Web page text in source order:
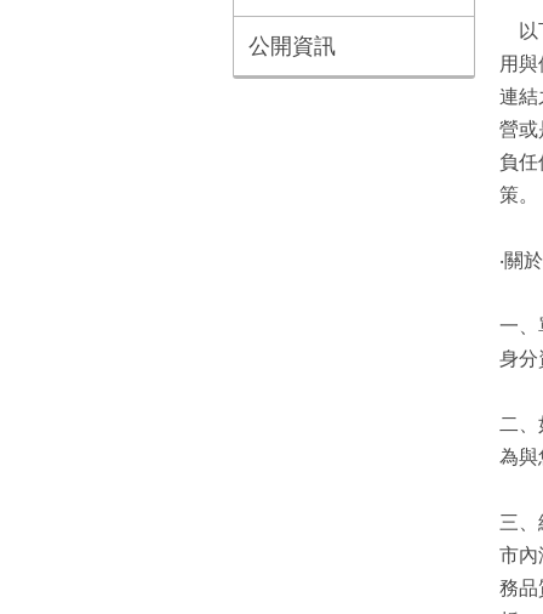
公開資訊
以
用
連結
營或
負
策。
‧關
一、
身分
二
為與
三
市內
務品